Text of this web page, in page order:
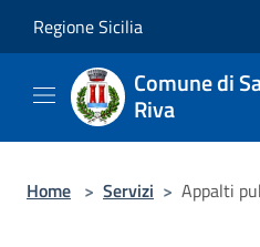
Regione Sicilia
Comune di
Riva
Home > Servizi > Appalti